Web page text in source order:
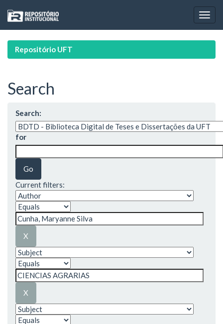
navigation
Repositório UFT
Search
Search:
for
Current filters: